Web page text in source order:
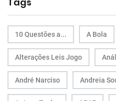
10 Questões a... A Bola
Alterações Leis Jogo
André Narciso Andreia